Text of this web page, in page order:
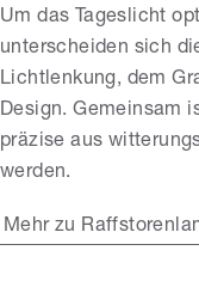
Um das Tageslicht
unterscheiden sich
Lichtlenkung, dem
Design. Gemeinsam
präzise aus
werden.
Mehr zu